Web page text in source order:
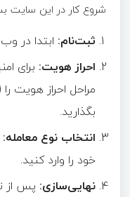
شروع کار در این سایت
ثبت‌نام: ابتدا در
احراز هویت: برای
مراحل احراز هویت
بگذارید.
انتخاب نوع معامله:
خود را وارد کنید.
نهایی‌سازی: پس از